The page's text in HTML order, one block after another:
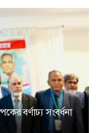
বর্ণাঢ্য সংবর্ধনা